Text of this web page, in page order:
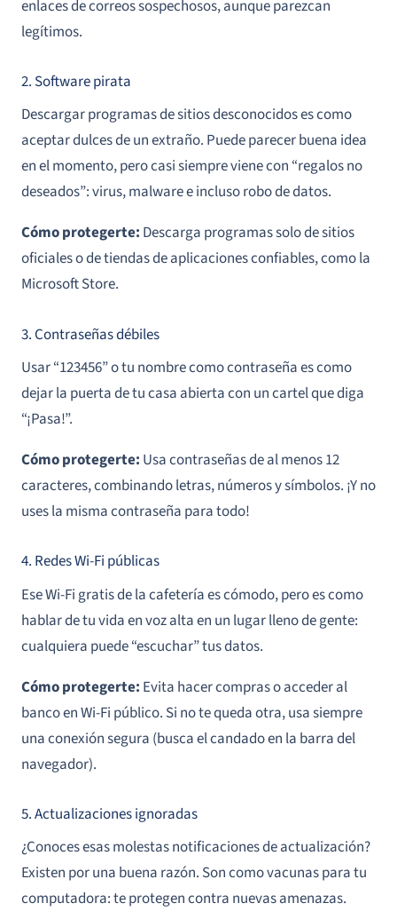
enlaces de correos sospechosos, aunque parezcan
legítimos.
2. Software pirata
Descargar programas de sitios desconocidos es como
aceptar dulces de un extraño. Puede parecer buena idea
en el momento, pero casi siempre viene con “regalos no
deseados”: virus, malware e incluso robo de datos.
Cómo protegerte: Descarga programas solo de sitios
oficiales o de tiendas de aplicaciones confiables, como la
Microsoft Store.
3. Contraseñas débiles
Usar “123456” o tu nombre como contraseña es como
dejar la puerta de tu casa abierta con un cartel que diga
“¡Pasa!”.
Cómo protegerte: Usa contraseñas de al menos 12
caracteres, combinando letras, números y símbolos. ¡Y no
uses la misma contraseña para todo!
4. Redes Wi-Fi públicas
Ese Wi-Fi gratis de la cafetería es cómodo, pero es como
hablar de tu vida en voz alta en un lugar lleno de gente:
cualquiera puede “escuchar” tus datos.
Cómo protegerte: Evita hacer compras o acceder al
banco en Wi-Fi público. Si no te queda otra, usa siempre
una conexión segura (busca el candado en la barra del
navegador).
5. Actualizaciones ignoradas
¿Conoces esas molestas notificaciones de actualización?
Existen por una buena razón. Son como vacunas para tu
computadora: te protegen contra nuevas amenazas.